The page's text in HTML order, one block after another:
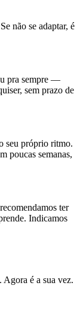
não se adaptar, é
pra sempre —
sem prazo de
seu próprio ritmo.
poucas semanas,
ter
Indicamos
é a sua vez.